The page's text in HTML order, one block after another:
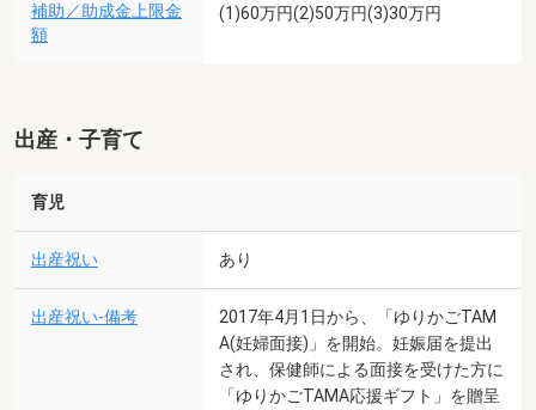
補助／助成金上限金
額
(1)60万円(2)50万円(3)30万円
出産・子育て
育児
出産祝い あり
出産祝い-備考
2017年4月1日から、「ゆりかごTAM
A(妊婦面接)」を開始。妊娠届を提出
され、保健師による面接を受けた方に
「ゆりかごTAMA応援ギフト」を贈呈